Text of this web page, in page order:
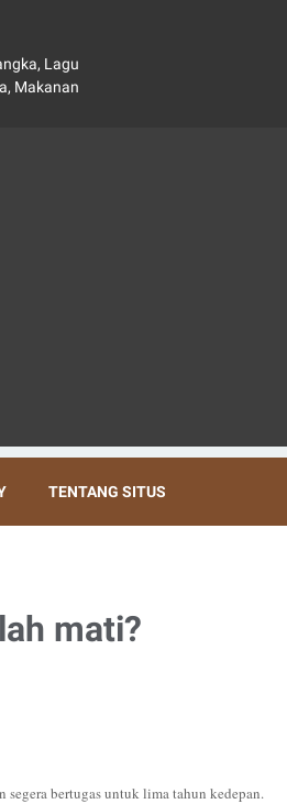
Lagu
Makanan
TENTANG SITUS
mati?
bertugas untuk lima tahun kedepan.